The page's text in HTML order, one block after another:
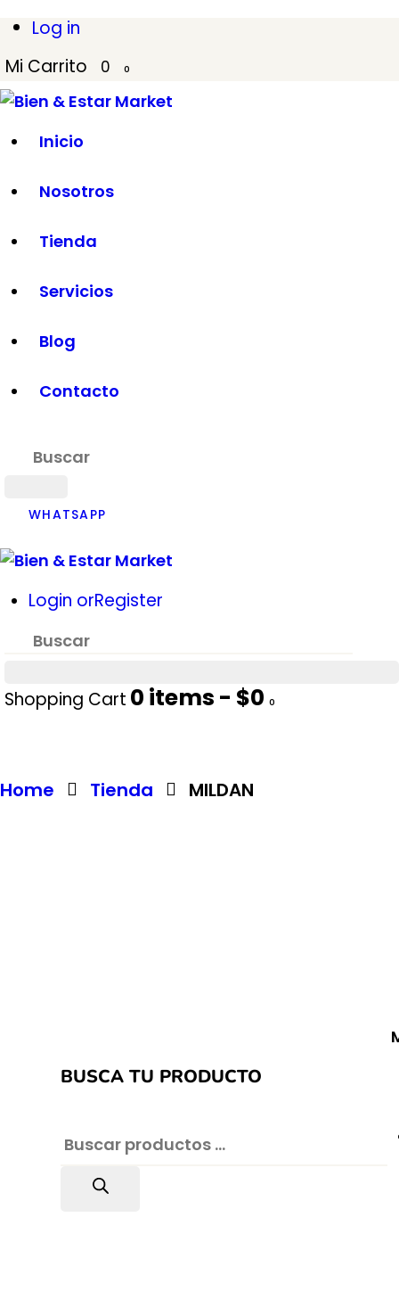
Log in
Mi Carrito
0 0
Inicio
Nosotros
Tienda
Servicios
Blog
Contacto
WHATSAPP
Login orRegister
Shopping Cart 0 items - $0 0
Home Tienda MILDAN
INICIO
NOSOTROS
TIENDA
SERVICIOS
BLOG
CONTACTO
BUSCA TU PRODUCTO
Búsqueda de productos